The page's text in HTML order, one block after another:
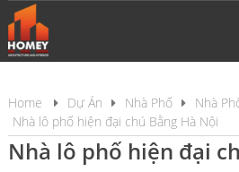
Home Dự Án Nhà Phố
Nhà
Nhà lô phố hiện đại chú Bằng Hà Nội
Nhà lô phố hiện đại